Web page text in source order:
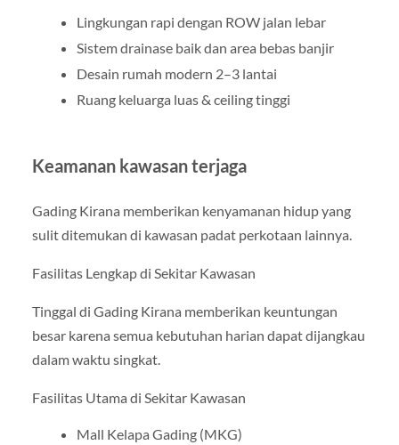
Lingkungan rapi dengan ROW jalan lebar
Sistem drainase baik dan area bebas banjir
Desain rumah modern 2–3 lantai
Ruang keluarga luas & ceiling tinggi
Keamanan kawasan terjaga
Gading Kirana memberikan kenyamanan hidup yang
sulit ditemukan di kawasan padat perkotaan lainnya.
Fasilitas Lengkap di Sekitar Kawasan
Tinggal di Gading Kirana memberikan keuntungan
besar karena semua kebutuhan harian dapat dijangkau
dalam waktu singkat.
Fasilitas Utama di Sekitar Kawasan
Mall Kelapa Gading (MKG)